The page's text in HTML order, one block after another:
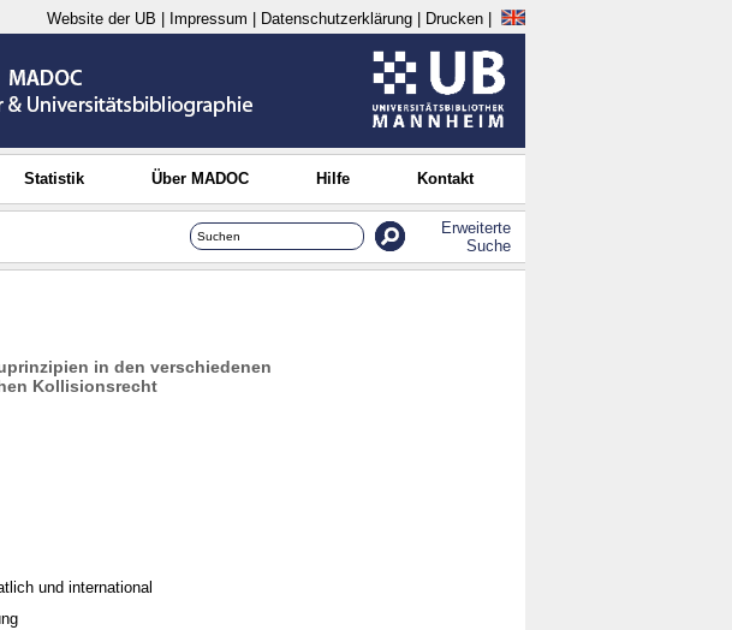
Website der UB Impressum Datenschutzerklärung Drucken
Statistik Über MADOC Hilfe Kontakt
Erweiterte
Suche
in den verschiedenen
Kollisionsrecht
und international